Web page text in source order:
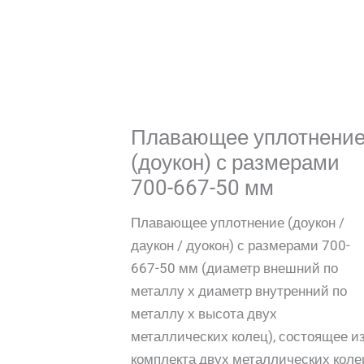
Плавающее
(доукон) с размерами
700-667-50 мм
Плавающее уплотнение (доукон /
даукон / дуокон) с размерами 700-
667-50 мм (диаметр внешний по
металлу х диаметр внутренний по
металлу х высота двух
металлических колец), состоящее из
комплекта двух металлических